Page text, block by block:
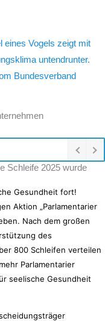
Schleife 2025 wurde
Gesundheit fort!
Aktion „Parlamentarier
Nach dem großen
des
800 Schleifen verteilen
Parlamentarier
seelische Gesundheit